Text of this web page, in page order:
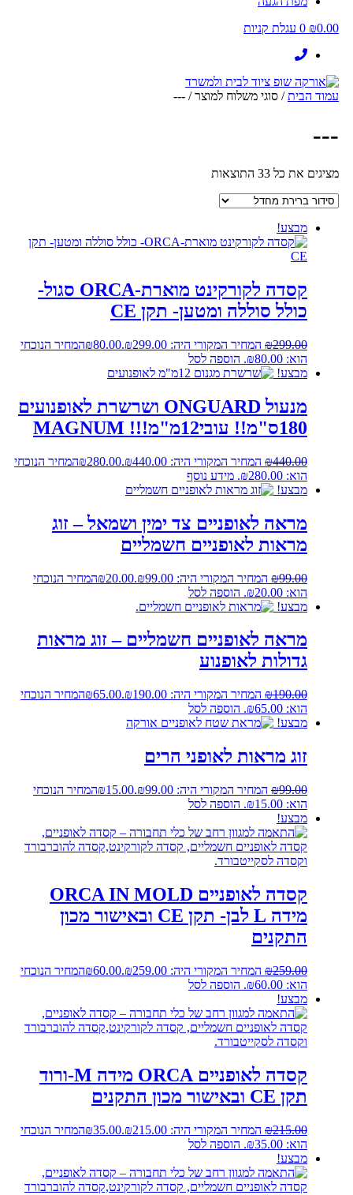
₪0.00
0 עגלת קניות
עמוד הבית/ סוגי משלוח למוצר / ---
---
מציגים את כל ⁦33⁩ התוצאות
מבצע!
קסדה לקורקינט מוארת-ORCA סגול-
כולל סוללה ומטען- תקן CE
₪299.00 המחיר המקורי היה: ₪299.00. ₪80.00
המחיר הנוכחי
הוא: ₪80.00.
הוספה לסל
מבצע!
מנעול ONGUARD ושרשרת לאופנועים
180ס"מ!! עובי12מ"מ!!! MAGNUM
₪440.00 המחיר המקורי היה: ₪440.00. ₪280.00
המחיר הנוכחי
הוא: ₪280.00.
מידע נוסף
מבצע!
מראה לאופניים צד ימין ושמאל – זוג
מראות לאופניים חשמליים
₪99.00 המחיר המקורי היה: ₪99.00. ₪20.00
המחיר הנוכחי
הוא: ₪20.00.
הוספה לסל
מבצע!
מראה לאופניים חשמליים – זוג מראות
גדולות לאופנוע
₪190.00 המחיר המקורי היה: ₪190.00. ₪65.00
המחיר הנוכחי
הוא: ₪65.00.
הוספה לסל
מבצע!
זוג מראות לאופני הרים
₪99.00 המחיר המקורי היה: ₪99.00. ₪15.00
המחיר הנוכחי
הוא: ₪15.00.
הוספה לסל
מבצע!
קסדה לאופניים ORCA IN MOLD
מידה L לבן- תקן CE ובאישור מכון
התקנים
₪259.00 המחיר המקורי היה: ₪259.00. ₪60.00
המחיר הנוכחי
הוא: ₪60.00.
הוספה לסל
מבצע!
קסדה לאופניים ORCA מידה M-ורוד
תקן CE ובאישור מכון התקנים
₪215.00 המחיר המקורי היה: ₪215.00. ₪35.00
המחיר הנוכחי
הוא: ₪35.00.
הוספה לסל
מבצע!